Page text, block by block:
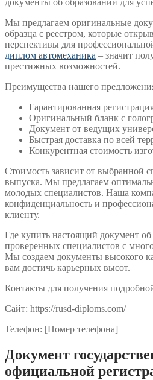
документы об образовании для
Мы предлагаем оригинальные
образца с реестром, которые
перспективы для
диплом автомеханика – значит
престижных возможностей.
Преимущества нашего
Гарантированная
Оригинальный бланк с
Документ от ведущих
Быстрая доставка по всей
Конкурентная стоимость
Стоимость зависит от выбранной
выпуска. Мы предлагаем
молодых специалистов. Наша
конфиденциальность и
клиенту.
Где купить настоящий документ
проверенных специалистов с
Мы создаем документы высокого
вам достичь карьерных высот.
Контакты для получения
Сайт: https://rusd-diploms.com/
Телефон: [Номер телефона]
Документ
официальной